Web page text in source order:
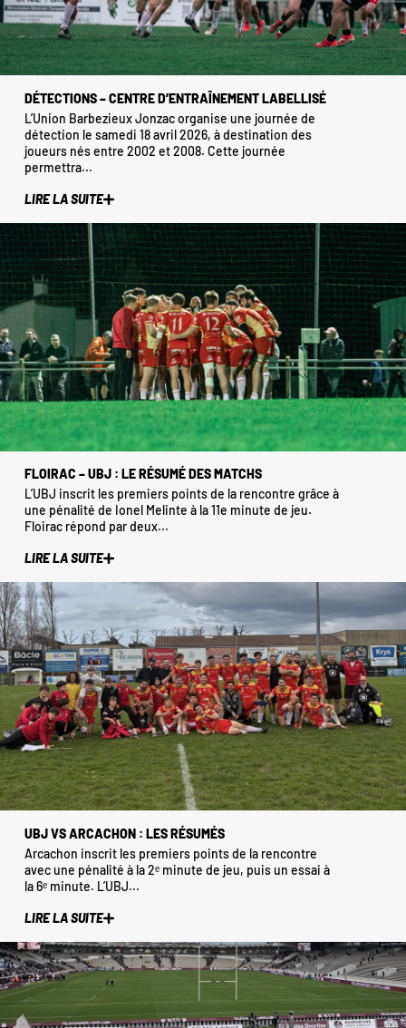
DÉTECTIONS – CENTRE D’ENTRAÎNEMENT LABELLISÉ
L’Union Barbezieux Jonzac organise une journée de
détection le samedi 18 avril 2026, à destination des
joueurs nés entre 2002 et 2008. Cette journée
permettra...
LIRE LA SUITE
FLOIRAC – UBJ : LE RÉSUMÉ DES MATCHS
L’UBJ inscrit les premiers points de la rencontre grâce à
une pénalité de Ionel Melinte à la 11e minute de jeu.
Floirac répond par deux...
LIRE LA SUITE
UBJ VS ARCACHON : LES RÉSUMÉS
Arcachon inscrit les premiers points de la rencontre
avec une pénalité à la 2ᵉ minute de jeu, puis un essai à
la 6ᵉ minute. L’UBJ...
LIRE LA SUITE